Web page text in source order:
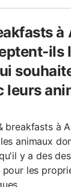
ils
leurs
breakfasts à
animaux
y a des
pour les